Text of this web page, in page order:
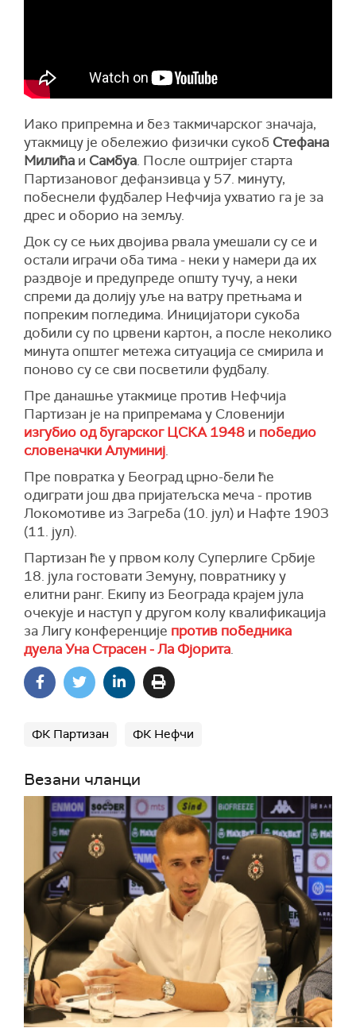
Иако припремна и без такмичарског значаја,
утакмицу је обележио физички сукоб Стефана
Милића и Самбуа. После оштријег старта
Партизановог дефанзивца у 57. минуту,
побеснели фудбалер Нефчија ухватио га је за
дрес и оборио на земљу.
Док су се њих двојива рвала умешали су се и
остали играчи оба тима - неки у намери да их
раздвоје и предупреде општу тучу, а неки
спреми да долију уље на ватру претњама и
попреким погледима. Иницијатори сукоба
добили су по црвени картон, а после неколико
минута општег метежа ситуација се смирила и
поново су се сви посветили фудбалу.
Пре данашње утакмице против Нефчија
Партизан је на припремама у Словенији
изгубио од бугарског ЦСКА 1948 и победио
словеначки Алуминиј.
Пре повратка у Београд црно-бели ће
одиграти још два пријатељска меча - против
Локомотиве из Загреба (10. јул) и Нафте 1903
(11. јул).
Партизан ће у првом колу Суперлиге Србије
18. јула гостовати Земуну, повратнику у
елитни ранг. Екипу из Београда крајем јула
очекује и наступ у другом колу квалификација
за Лигу конференције против победника
дуела Уна Страсен - Ла Фјорита.
ФК Партизан ФК Нефчи
Везани чланци